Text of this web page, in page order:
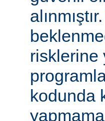
risklerine
kodunda